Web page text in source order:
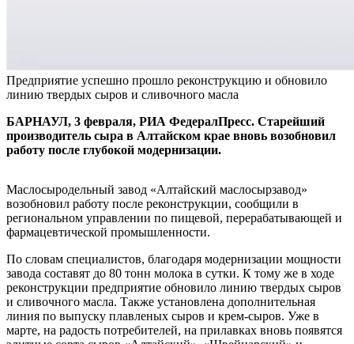
Предприятие успешно прошло реконструкцию и обновило
линию твердых сыров и сливочного масла
БАРНАУЛ, 3 февраля, РИА ФедералПресс. Старейший
производитель сыра в Алтайском крае вновь возобновил
работу после глубокой модернизации.
Маслосыродельный завод «Алтайский маслосырзавод»
возобновил работу после реконструкции, сообщили в
региональном управлении по пищевой, перерабатывающей и
фармацевтической промышленности.
По словам специалистов, благодаря модернизации мощности
завода составят до 80 тонн молока в сутки. К тому же в ходе
реконструкции предприятие обновило линию твердых сыров
и сливочного масла. Также установлена дополнительная
линия по выпуску плавленых сыров и крем-сыров. Уже в
марте, на радость потребителей, на прилавках вновь появятся